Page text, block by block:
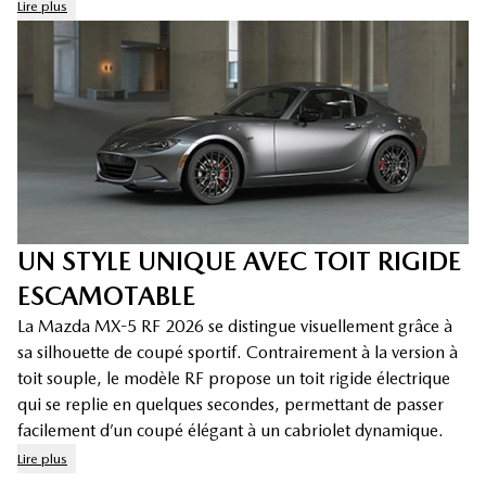
Lire plus
UN STYLE UNIQUE AVEC TOIT RIGIDE
ESCAMOTABLE
La Mazda MX-5 RF 2026 se distingue visuellement grâce à
sa silhouette de coupé sportif. Contrairement à la version à
toit souple, le modèle RF propose un toit rigide électrique
qui se replie en quelques secondes, permettant de passer
facilement d’un coupé élégant à un cabriolet dynamique.
Lire plus